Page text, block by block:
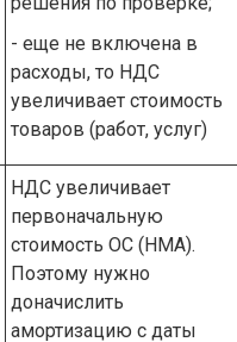
- еще не включена в
расходы, то НДС
увеличивает стоимость
товаров (работ, услуг)
НДС увеличивает
первоначальную
стоимость ОС (НМА).
Поэтому нужно
доначислить
амортизацию с даты